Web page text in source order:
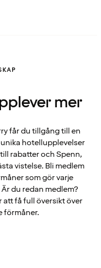
mer
får du tillgång till en
hotellupplevelser
rabatter och Spenn,
vistelse. Bli medlem
som gör varje
du redan medlem?
att få full översikt över
förmåner.